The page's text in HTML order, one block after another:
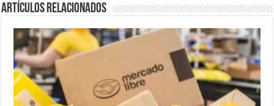
Artículos Relacionados